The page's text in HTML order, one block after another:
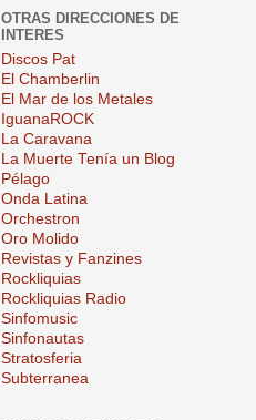
OTRAS DIRECCIONES DE
INTERES
Discos Pat
El Chamberlin
El Mar de los Metales
IguanaROCK
La Caravana
La Muerte Tenía un Blog
Pélago
Onda Latina
Orchestron
Oro Molido
Revistas y Fanzines
Rockliquias
Rockliquias Radio
Sinfomusic
Sinfonautas
Stratosferia
Subterranea